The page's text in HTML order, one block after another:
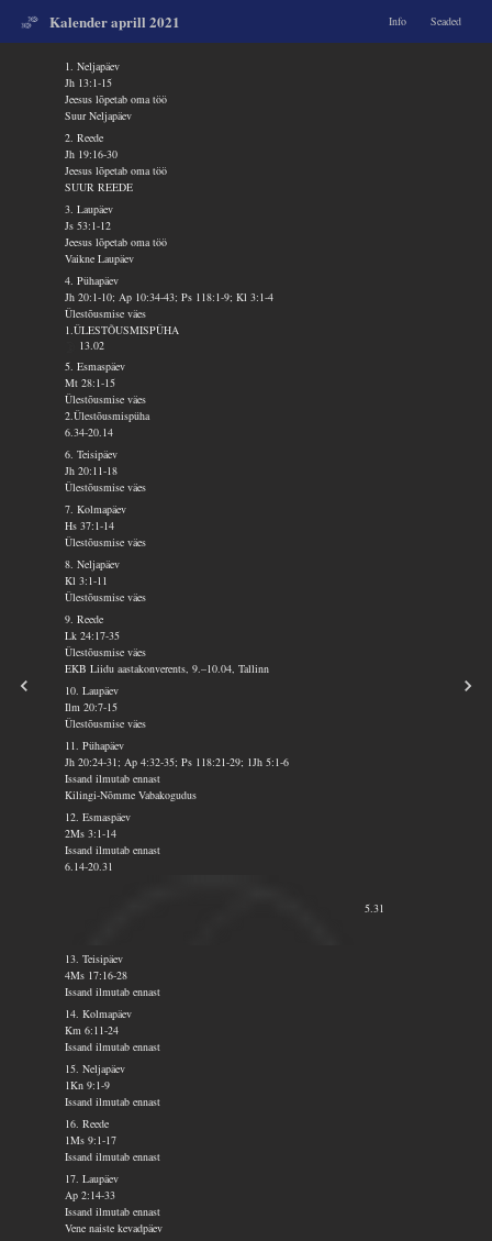
Kalender aprill 2021 Info Seaded
1. Neljapäev
Jh 13:1-15
Jeesus lõpetab oma töö
Suur Neljapäev
2. Reede
Jh 19:16-30
Jeesus lõpetab oma töö
SUUR REEDE
3. Laupäev
Js 53:1-12
Jeesus lõpetab oma töö
Vaikne Laupäev
4. Pühapäev
Jh 20:1-10; Ap 10:34-43; Ps 118:1-9; Kl 3:1-4
Ülestõusmise väes
1.ÜLESTÕUSMISPÜHA
13.02
5. Esmaspäev
Mt 28:1-15
Ülestõusmise väes
2.Ülestõusmispüha
6.34-20.14
6. Teisipäev
Jh 20:11-18
Ülestõusmise väes
7. Kolmapäev
Hs 37:1-14
Ülestõusmise väes
8. Neljapäev
Kl 3:1-11
Ülestõusmise väes
9. Reede
Lk 24:17-35
Ülestõusmise väes
EKB Liidu aastakonverents, 9.–10.04, Tallinn
10. Laupäev
Ilm 20:7-15
Ülestõusmise väes
11. Pühapäev
Jh 20:24-31; Ap 4:32-35; Ps 118:21-29; 1Jh 5:1-6
Issand ilmutab ennast
Kilingi-Nõmme Vabakogudus
12. Esmaspäev
2Ms 3:1-14
Issand ilmutab ennast
6.14-20.31
5.31
13. Teisipäev
4Ms 17:16-28
Issand ilmutab ennast
14. Kolmapäev
Km 6:11-24
Issand ilmutab ennast
15. Neljapäev
1Kn 9:1-9
Issand ilmutab ennast
16. Reede
1Ms 9:1-17
Issand ilmutab ennast
17. Laupäev
Ap 2:14-33
Issand ilmutab ennast
Vene naiste kevadpäev